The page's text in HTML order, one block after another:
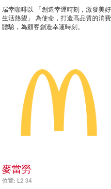
瑞幸咖啡以 「創造幸運時刻，激發美好
生活熱望」 為使命，打造高品質的消費
體驗，為顧客創造幸運時刻。
麥當勞
位置: L2 34